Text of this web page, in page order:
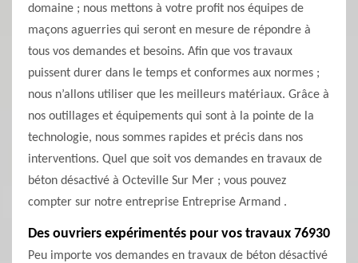
domaine ; nous mettons à votre profit nos équipes de
maçons aguerries qui seront en mesure de répondre à
tous vos demandes et besoins. Afin que vos travaux
puissent durer dans le temps et conformes aux normes ;
nous n’allons utiliser que les meilleurs matériaux. Grâce à
nos outillages et équipements qui sont à la pointe de la
technologie, nous sommes rapides et précis dans nos
interventions. Quel que soit vos demandes en travaux de
béton désactivé à Octeville Sur Mer ; vous pouvez
compter sur notre entreprise Entreprise Armand .
Des ouvriers expérimentés pour vos travaux 76930
Peu importe vos demandes en travaux de béton désactivé